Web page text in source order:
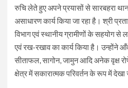
रुचि लेते हुए अपने प्रयासों से सारबहरा
असाधारण कार्य किया जा रहा है। श्री
विभाग एवं स्थानीय ग्रामीणों के सहयोग से
एवं रख-रखाव का कार्य किया है। उन्होंने
सीताफल, सागोन, जामुन आदि अनेक वृक्ष
क्षेत्र में सकारात्मक परिवर्तन के रूप में